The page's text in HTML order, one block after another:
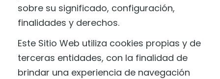
sobre su significado, configuración,
finalidades y derechos.
Este Sitio Web utiliza cookies propias y de
terceras entidades, con la finalidad de
brindar una experiencia de navegación